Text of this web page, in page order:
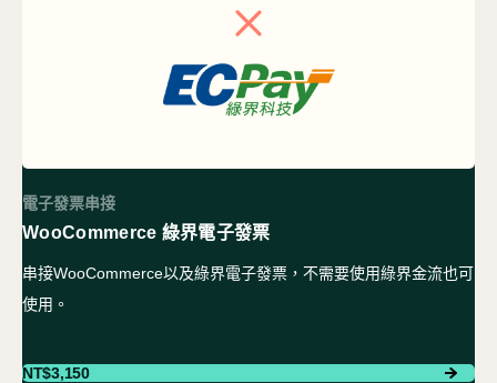
電子發票串接
WooCommerce 綠界電子發票
串接WooCommerce以及綠界電子發票，不需要使用綠界金流也可
使用。
NT$3,150